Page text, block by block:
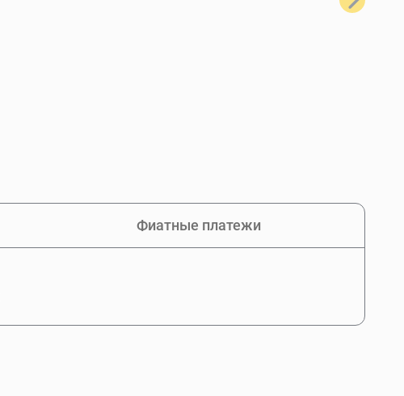
Далее
Фиатные платежи